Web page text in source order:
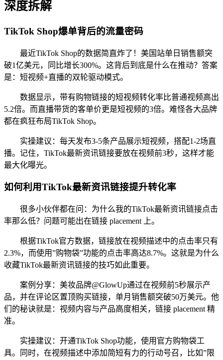
深度拆解
TikTok Shop爆单背后的流量密码
最近TikTok Shop的数据简直炸了！美国站单日销售额突
破1亿美元，同比增长300%。这背后到底是什么在推动？答案
是：短视频+直播的双轮驱动模式。
数据显示，带有购物链接的短视频转化率比普通视频高出
5.2倍。而直播带货的客单价更是短视频的3倍。难怪各大品牌
都在疯狂布局TikTok Shop。
实操建议：每天发布3-5条产品展示短视频，搭配1-2场直
播。记住，TikTok最新资讯链接要放在视频前3秒，这样才能
最大化曝光。
如何利用TikTok最新资讯链接提升转化率
很多小伙伴都在问：为什么我的TikTok最新资讯链接点击
率那么低？问题可能出在链接 placement 上。
根据TikTok官方数据，链接放在视频描述中的点击率只有
2.3%，而使用”购物袋”功能的点击率高达8.7%。这就是为什么
收藏TikTok最新资讯链接的技巧如此重要。
案例分享：美妆品牌@GlowUp通过在视频前5秒展示产
品，并在评论区置顶购买链接，单月销售额突破50万美元。他
们的秘诀就是：视频内容与产品高度相关，链接 placement 精
准。
实操建议：开通TikTok Shop功能，使用官方购物袋工
具。同时，在视频描述中添加简短有力的行动号召，比如”限